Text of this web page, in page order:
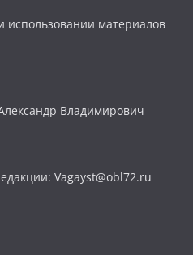
материалов
Владимирович
Vagayst@obl72.ru